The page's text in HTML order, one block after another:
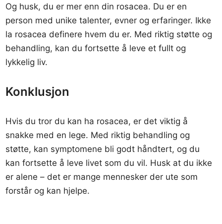
Og husk, du er mer enn din rosacea. Du er en
person med unike talenter, evner og erfaringer. Ikke
la rosacea definere hvem du er. Med riktig støtte og
behandling, kan du fortsette å leve et fullt og
lykkelig liv.
Konklusjon
Hvis du tror du kan ha rosacea, er det viktig å
snakke med en lege. Med riktig behandling og
støtte, kan symptomene bli godt håndtert, og du
kan fortsette å leve livet som du vil. Husk at du ikke
er alene – det er mange mennesker der ute som
forstår og kan hjelpe.